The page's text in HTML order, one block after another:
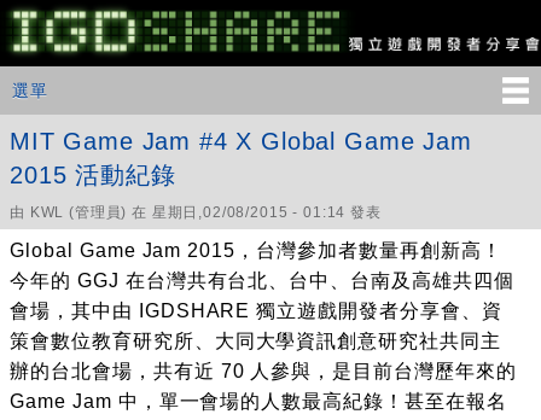
移
至
主
容
IGDSHARE
獨
立
遊
開
者
分
會
主選單
選單
MIT Game Jam #4 X Global Game Jam
2015 活動紀錄
由 KWL (管理員) 在 星期日,02/08/2015 - 01:14 發表
Global Game Jam 2015，台灣參加者數量再創新高！
今年的 GGJ 在台灣共有台北、台中、台南及高雄共四個
會場，其中由 IGDSHARE 獨立遊戲開發者分享會、資
策會數位教育研究所、大同大學資訊創意研究社共同主
辦的台北會場，共有近 70 人參與，是目前台灣歷年來的
Game Jam 中，單一會場的人數最高紀錄！甚至在報名